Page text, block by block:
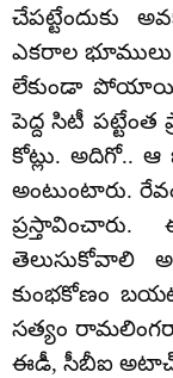
చేపట్టేందుకు
ఎకరాల
లేకుండా
పెద్ద సిటీ
కోట్లు. అదిగో.. ఆ
అంటుంటారు.
తెలుసుకోవాలి
కుంభకోణం
సత్యం
ఈడీ, సీబీఐ